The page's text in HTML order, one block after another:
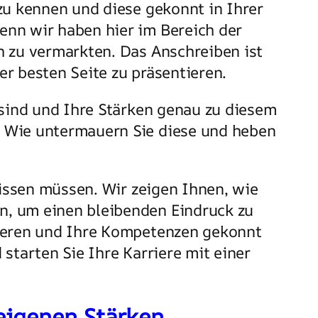
kennen und diese gekonnt in Ihrer
wir haben hier im Bereich der
vermarkten. Das Anschreiben ist
besten Seite zu präsentieren.
und Ihre Stärken genau zu diesem
untermauern Sie diese und heben
müssen. Wir zeigen Ihnen, wie
um einen bleibenden Eindruck zu
und Ihre Kompetenzen gekonnt
starten Sie Ihre Karriere mit einer